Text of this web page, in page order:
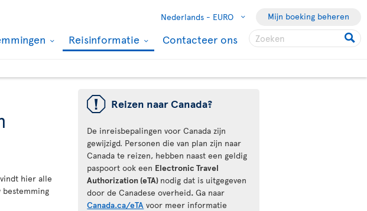
Nederlands - EURO Mijn boeking beheren
Reisinformatie Contacteer ons
hier alle
ü Reizen naar Canada?
De inreisbepalingen voor Canada zijn
gewijzigd. Personen die van plan zijn naar
Canada te reizen, hebben naast een geldig
paspoort ook een Electronic Travel
Authorization (eTA) nodig dat is uitgegeven
door de Canadese overheid.Ga naar
Canada.ca/eTA voor meer informatie